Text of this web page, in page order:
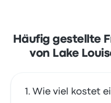
Häufig gestellte
von Lake
Wie viel kostet